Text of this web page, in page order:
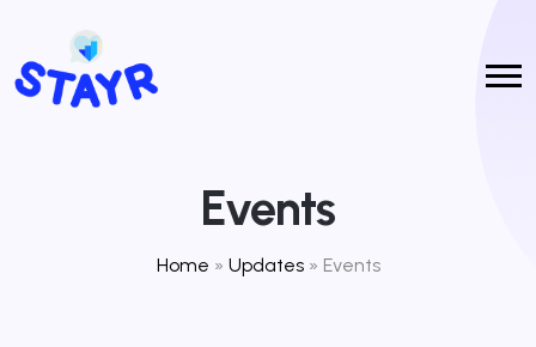
Events
Home » Updates» Events